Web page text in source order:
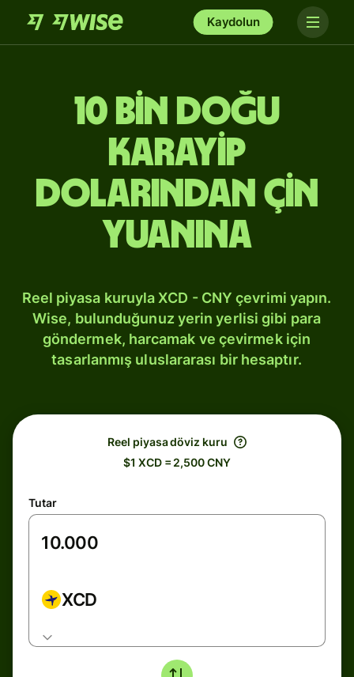
Kaydolun
10 bin Doğu
Karayip
dolarından Çin
yuanına
Reel piyasa kuruyla XCD - CNY çevrimi yapın.
Wise, bulunduğunuz yerin yerlisi gibi para
göndermek, harcamak ve çevirmek için
tasarlanmış uluslararası bir hesaptır.
Reel piyasa döviz kuru
$1 XCD = 2,500 CNY
Tutar
XCD